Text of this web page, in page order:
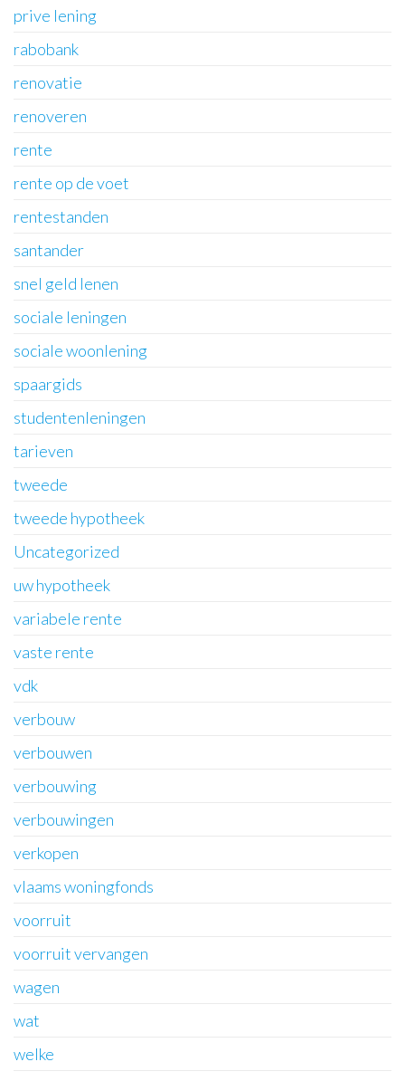
prive lening
rabobank
renovatie
renoveren
rente
rente op de voet
rentestanden
santander
snel geld lenen
sociale leningen
sociale woonlening
spaargids
studentenleningen
tarieven
tweede
tweede hypotheek
Uncategorized
uw hypotheek
variabele rente
vaste rente
vdk
verbouw
verbouwen
verbouwing
verbouwingen
verkopen
vlaams woningfonds
voorruit
voorruit vervangen
wagen
wat
welke